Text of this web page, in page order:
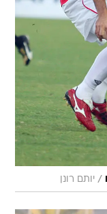
/ יותם רונן